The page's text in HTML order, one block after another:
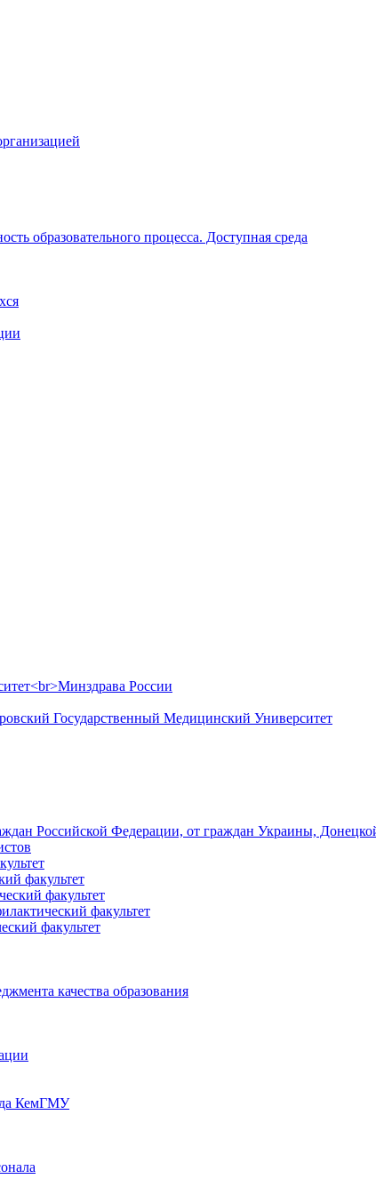
образовательного процесса. Доступная среда
Государственный Медицинский Университет
Российской Федерации, от граждан Украины,
факультет
факультет
факультет
факультет
качества образования
КемГМУ